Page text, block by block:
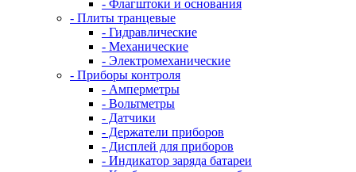
- Флагштоки и основания
- Плиты транцевые
- Гидравлические
- Механические
- Электромеханические
- Приборы контроля
- Амперметры
- Вольтметры
- Датчики
- Держатели приборов
- Дисплей для приборов
- Индикатор заряда батареи